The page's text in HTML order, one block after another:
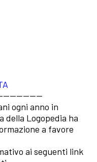
ogni anno in
della Logopedia ha
a favore
ai seguenti link